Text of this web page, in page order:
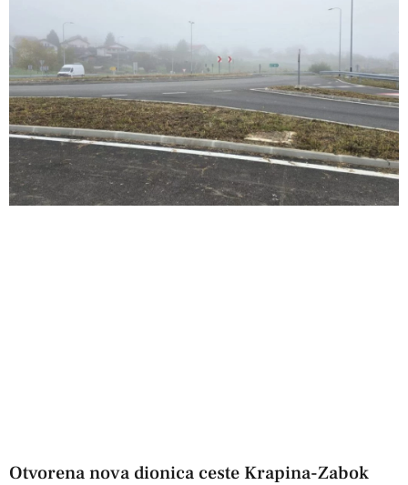
Otvorena nova dionica ceste Krapina-Zabok